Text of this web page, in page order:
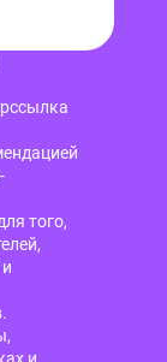
того,